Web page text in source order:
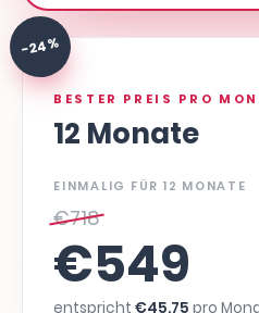
-24 %
BESTER PREIS PRO
12 Monate
EINMALIG FÜR 12 MONATE
€718
€549
entspricht €45,75 pro